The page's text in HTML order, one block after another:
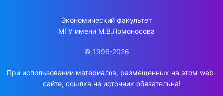
Экономический факультет
МГУ имени М.В.Ломоносова
© 1996-2026
При использовании материалов, размещенных на этом web-
сайте, ссылка на источник обязательна!